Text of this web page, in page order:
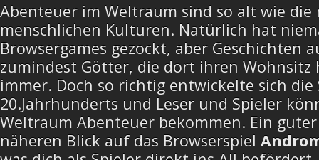
Abenteuer im Weltraum sind so alt wie die
menschlichen Kulturen. Natürlich hat
Browsergames gezockt, aber Geschichten
zumindest Götter, die dort ihren Wohnsitz
immer. Doch so richtig entwickelte sich die
20.Jahrhunderts und Leser und Spieler
Weltraum Abenteuer bekommen. Ein
näheren Blick auf das Browserspiel